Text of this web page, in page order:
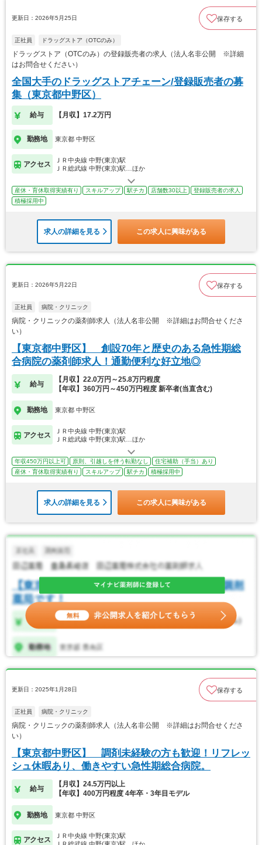
更新日：2026年5月25日 保存する
正社員 ドラッグストア（OTCのみ）
ドラッグストア（OTCのみ）の登録販売者の求人（法人名非公開 ※詳細
はお問合せください）
全国大手のドラッグストアチェーン/登録販売者の募
集（東京都中野区）
給与 【月収】17.2万円
勤務地 東京都 中野区
アクセス
ＪＲ中央線 中野(東京)駅
ＪＲ総武線 中野(東京)駅…ほか
産休・育休取得実績有り スキルアップ 駅チカ 店舗数30以上
登録販売者の求人
積極採用中
求人の詳細を見る この求人に興味がある
更新日：2026年5月22日 保存する
正社員 病院・クリニック
病院・クリニックの薬剤師求人（法人名非公開 ※詳細はお問合せくださ
い）
【東京都中野区】 創設70年と歴史のある急性期総
合病院の薬剤師求人！通勤便利な好立地◎
給与
【月収】22.0万円～25.8万円程度
【年収】360万円～450万円程度 新卒者(当直含む)
勤務地 東京都 中野区
アクセス
ＪＲ中央線 中野(東京)駅
ＪＲ総武線 中野(東京)駅…ほか
年収450万円以上可 原則、引越しを伴う転勤なし
住宅補助（手当）あり
産休・育休取得実績有り
スキルアップ 駅チカ 積極採用中
求人の詳細を見る この求人に興味がある
更新日：2025年1月28日 保存する
正社員 病院・クリニック
病院・クリニックの薬剤師求人（法人名非公開 ※詳細はお問合せくださ
い）
【東京都中野区】 調剤未経験の方も歓迎！リフレッ
シュ休暇あり、働きやすい急性期総合病院。
給与
【月収】24.5万円以上
【年収】400万円程度 4年卒・3年目モデル
勤務地 東京都 中野区
アクセス
ＪＲ中央線 中野(東京)駅